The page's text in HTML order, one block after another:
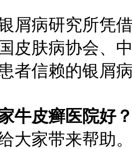
病研究所凭借
皮肤病协会、
者信赖的银屑
牛皮癣医院好
大家带来帮助